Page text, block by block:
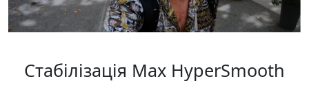
Стабілізація Max HyperSmooth